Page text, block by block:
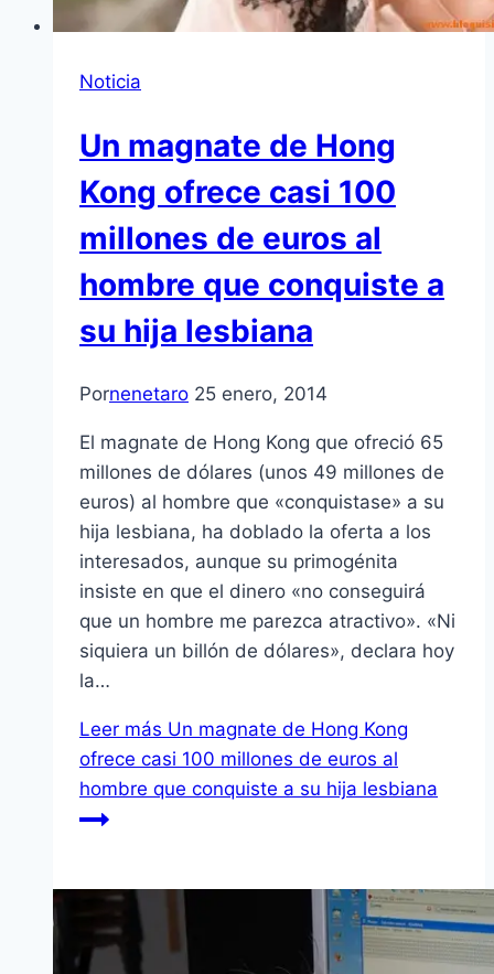
Noticia
Un magnate de Hong
Kong ofrece casi 100
millones de euros al
hombre que conquiste a
su hija lesbiana
Pornenetaro 25 enero, 2014
El magnate de Hong Kong que ofreció 65
millones de dólares (unos 49 millones de
euros) al hombre que «conquistase» a su
hija lesbiana, ha doblado la oferta a los
interesados, aunque su primogénita
insiste en que el dinero «no conseguirá
que un hombre me parezca atractivo». «Ni
siquiera un billón de dólares», declara hoy
la…
Leer más Un magnate de Hong Kong
ofrece casi 100 millones de euros al
hombre que conquiste a su hija lesbiana